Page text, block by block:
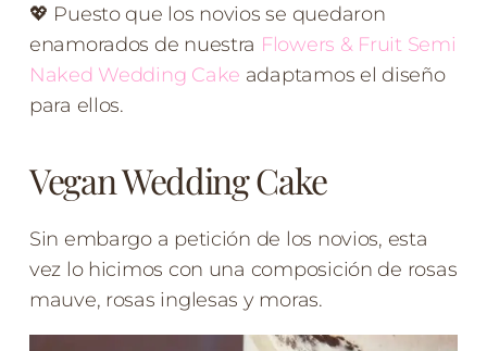
💖 Puesto que los novios se quedaron
enamorados de nuestra Flowers & Fruit Semi
Naked Wedding Cake adaptamos el diseño
para ellos.
Vegan Wedding Cake
Sin embargo a petición de los novios, esta
vez lo hicimos con una composición de rosas
mauve, rosas inglesas y moras.